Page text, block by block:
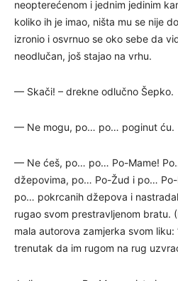
neopterećenom i jednim jedinim
koliko ih je imao, ništa mu se nije
izronio i osvrnuo se oko sebe da
neodlučan, još stajao na vrhu.
— Skači! – drekne odlučno Šepko.
— Ne mogu, po… po… poginut ću.
— Ne ćeš, po… po… Po-Mame!
džepovima, po… Po-Žud i po…
po… pokrcanih džepova i
rugao svom prestravljenom bratu.
mala autorova zamjerka svom
trenutak da im rugom na rug